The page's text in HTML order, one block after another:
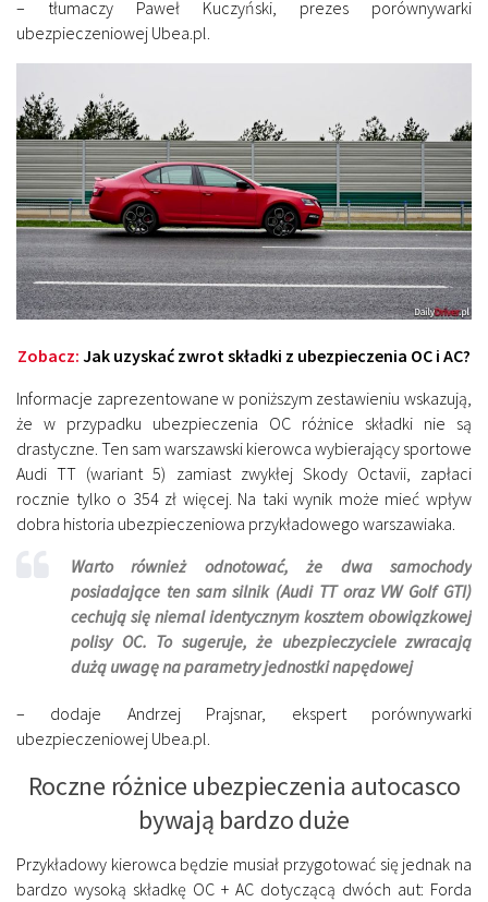
– tłumaczy Paweł Kuczyński, prezes porównywarki
ubezpieczeniowej Ubea.pl.
Zobacz: Jak uzyskać zwrot składki z ubezpieczenia OC i AC?
Informacje zaprezentowane w poniższym zestawieniu wskazują,
że w przypadku ubezpieczenia OC różnice składki nie są
drastyczne. Ten sam warszawski kierowca wybierający sportowe
Audi TT (wariant 5) zamiast zwykłej Skody Octavii, zapłaci
rocznie tylko o 354 zł więcej. Na taki wynik może mieć wpływ
dobra historia ubezpieczeniowa przykładowego warszawiaka.
Warto również odnotować, że dwa samochody
posiadające ten sam silnik (Audi TT oraz VW Golf GTI)
cechują się niemal identycznym kosztem obowiązkowej
polisy OC. To sugeruje, że ubezpieczyciele zwracają
dużą uwagę na parametry jednostki napędowej
– dodaje Andrzej Prajsnar, ekspert porównywarki
ubezpieczeniowej Ubea.pl.
Roczne różnice ubezpieczenia autocasco
bywają bardzo duże
Przykładowy kierowca będzie musiał przygotować się jednak na
bardzo wysoką składkę OC + AC dotyczącą dwóch aut: Forda